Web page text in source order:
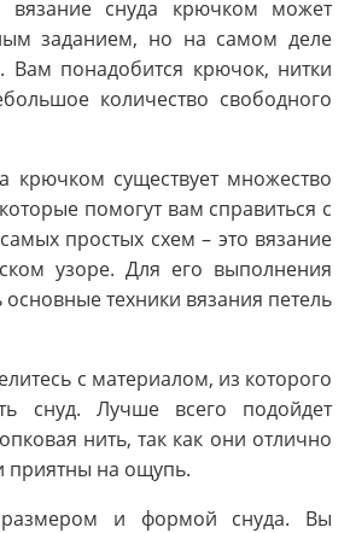
снуда крючком может
заданием, но на самом деле
Вам понадобится крючок, нитки
количество свободного
крючком существует множество
помогут вам справиться с
простых схем – это вязание
узоре. Для его выполнения
техники вязания петель
с материалом, из которого
снуд. Лучше всего подойдет
нить, так как они отлично
приятны на ощупь.
размером и формой снуда. Вы